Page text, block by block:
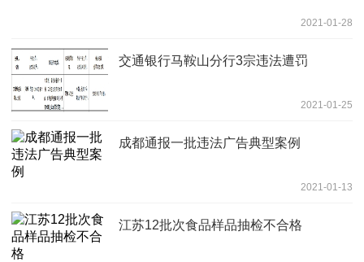
2021-01-28
交通银行马鞍山分行3宗违法遭罚
2021-01-25
成都通报一批违法广告典型案例
2021-01-13
江苏12批次食品样品抽检不合格